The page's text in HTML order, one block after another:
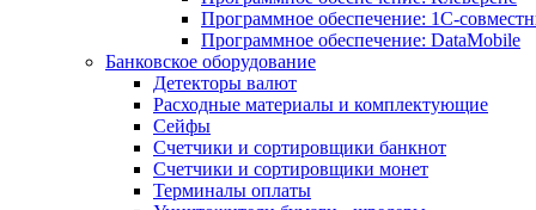
Программное обеспечение: 1С-
Программное обеспечение: DataMobile
Банковское оборудование
Детекторы валют
Расходные материалы и комплектующие
Сейфы
Счетчики и сортировщики банкнот
Счетчики и сортировщики монет
Терминалы оплаты